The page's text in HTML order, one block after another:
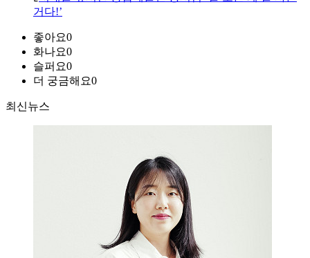
거다!’
좋아요0
화나요0
슬퍼요0
더 궁금해요0
최신뉴스